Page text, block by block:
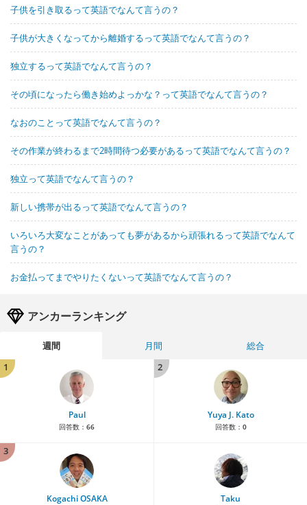
子供を引き取るって英語でなんて言うの？
子供が大きくなってから離婚するって英語でなんて言うの？
独立するって英語でなんて言うの？
その頃になったら働き始めよっかな？って英語でなんて言うの？
なおのことって英語でなんて言うの？
その作業が終わるまで2時間待つ必要があるって英語でなんて言うの？
独立って英語でなんて言うの？
新しい携帯が出るって英語でなんて言うの？
いろいろ大変なことがあっても夢があるから頑張れるって英語でなんて
言うの？
お金払ってまでやりたくないって英語でなんて言うの？
アンカーランキング
週間 月間
総合
1
Paul
回答数： 66
2
Yuya J. Kato
回答数： 0
3
Kogachi OSAKA Taku